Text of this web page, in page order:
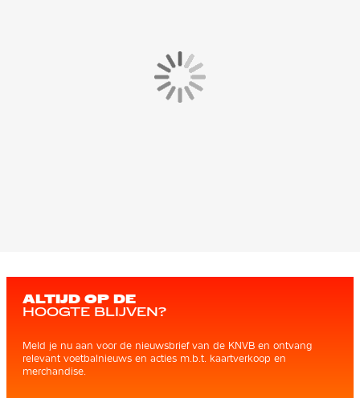
ALTIJD OP DE
HOOGTE BLIJVEN?
Meld je nu aan voor de nieuwsbrief van de KNVB en ontvang
relevant voetbalnieuws en acties m.b.t. kaartverkoop en
merchandise.